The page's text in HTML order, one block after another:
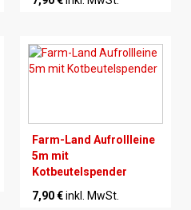
Farm-Land Aufrollleine
5m mit
Kotbeutelspender
7,90 €inkl. MwSt.